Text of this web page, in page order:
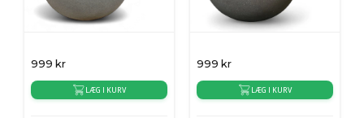
999 kr
LÆG I KURV
999 kr
LÆG I KURV